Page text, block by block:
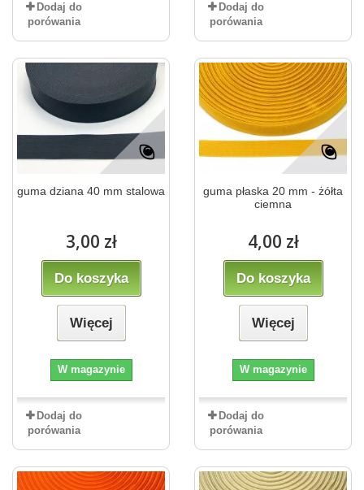
Dodaj do
porówania
Dodaj do
porówania
guma dziana 40 mm stalowa
3,00 zł
Do koszyka
Więcej
W magazynie
Dodaj do
porówania
guma płaska 20 mm - żółta
ciemna
4,00 zł
Do koszyka
Więcej
W magazynie
Dodaj do
porówania